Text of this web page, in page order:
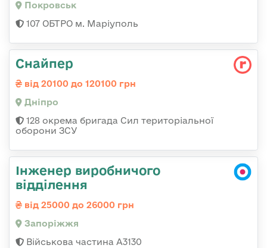
Покровськ
107 ОБТРО м. Маріуполь
Снайпер
від 20100 до 120100 грн
Дніпро
128 окрема бригада Сил територіальної
оборони ЗСУ
Інженер виробничого
відділення
від 25000 до 26000 грн
Запоріжжя
Військова частина А3130